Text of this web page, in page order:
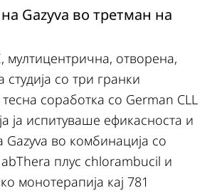
Gazyva во третман на
мултицентрична, отворена,
со три гранки
соработка со German CLL
ја испитуваше ефикасноста и
Gazyva во комбинација со
плус chlorambucil и
монотерапија кај 781